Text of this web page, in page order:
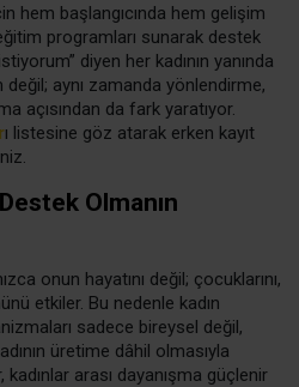
hem başlangıcında hem gelişim
programları sunarak destek
diyen her kadının yanında
aynı zamanda yönlendirme,
açısından da fark yaratıyor.
ı listesine göz atarak erken kayıt
Olmanın
onun hayatını değil; çocuklarını,
etkiler. Bu nedenle kadın
sadece bireysel değil,
üretime dâhil olmasıyla
arası dayanışma güçlenir